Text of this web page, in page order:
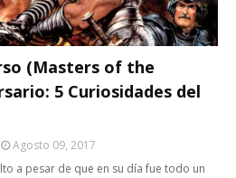
(Masters of the
5 Curiosidades del
Agosto 09, 2017
a pesar de que en su día fue todo un